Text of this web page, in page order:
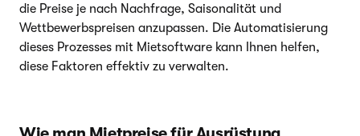
die Preise je nach Nachfrage, Saisonalität und
Wettbewerbspreisen anzupassen. Die Automatisierung
dieses Prozesses mit Mietsoftware kann Ihnen helfen,
diese Faktoren effektiv zu verwalten.